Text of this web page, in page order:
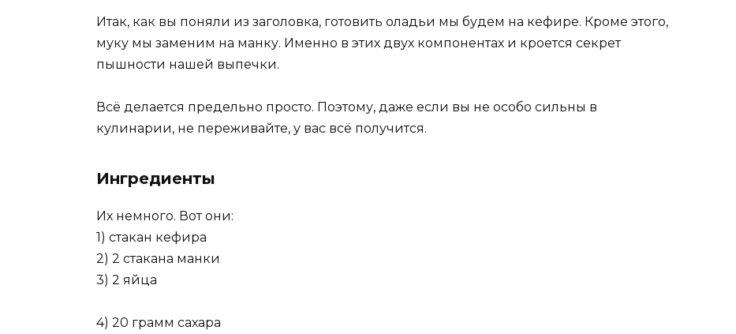
Итак, как вы поняли из заголовка, готовить оладьи мы будем на кефире. Кроме этого,
муку мы заменим на манку. Именно в этих двух компонентах и кроется секрет
пышности нашей выпечки.
Всё делается предельно просто. Поэтому, даже если вы не особо сильны в
кулинарии, не переживайте, у вас всё получится.
Ингредиенты
Их немного. Вот они:
1) стакан кефира
2) 2 стакана манки
3) 2 яйца
4) 20 грамм сахара